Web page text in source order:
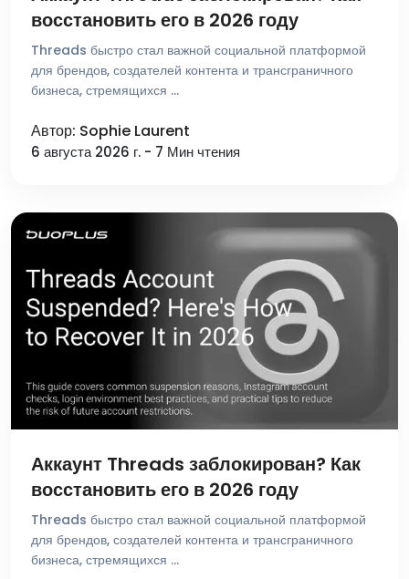
восстановить его в 2026 году
Threads быстро стал важной социальной платформой
для брендов, создателей контента и трансграничного
бизнеса, стремящихся …
Автор: Sophie Laurent
6 августа 2026 г. - 7 Мин чтения
Аккаунт Threads заблокирован? Как
восстановить его в 2026 году
Threads быстро стал важной социальной платформой
для брендов, создателей контента и трансграничного
бизнеса, стремящихся …